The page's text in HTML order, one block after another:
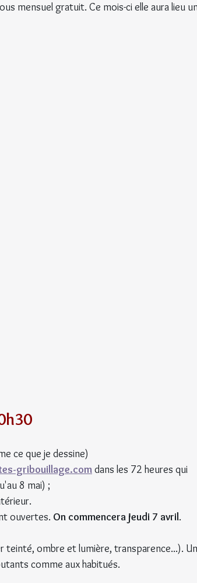
mensuel gratuit. Ce mois-ci elle aura lieu
ce que je dessine)
gribouillage.com dans les 72 heures qui
8 mai) ;
ouvertes. On commencera jeudi 7 avril.
teinté, ombre et lumière, transparence...).
comme aux habitués.